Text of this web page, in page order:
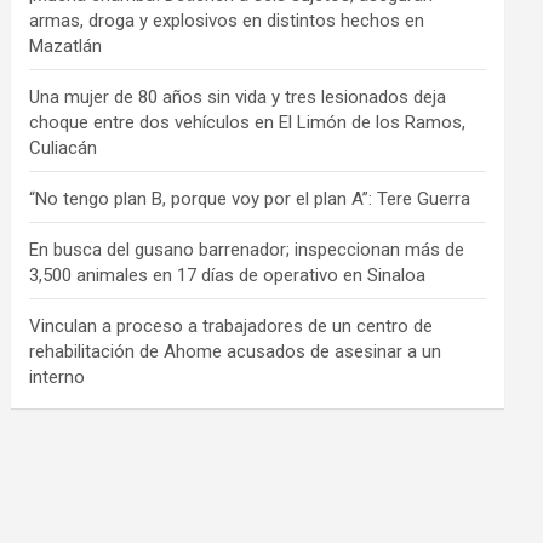
armas, droga y explosivos en distintos hechos en
Mazatlán
Una mujer de 80 años sin vida y tres lesionados deja
choque entre dos vehículos en El Limón de los Ramos,
Culiacán
“No tengo plan B, porque voy por el plan A”: Tere Guerra
En busca del gusano barrenador; inspeccionan más de
3,500 animales en 17 días de operativo en Sinaloa
Vinculan a proceso a trabajadores de un centro de
rehabilitación de Ahome acusados de asesinar a un
interno